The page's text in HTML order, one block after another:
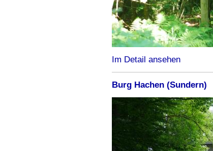
Im Detail ansehen
Burg Hachen (Sundern)